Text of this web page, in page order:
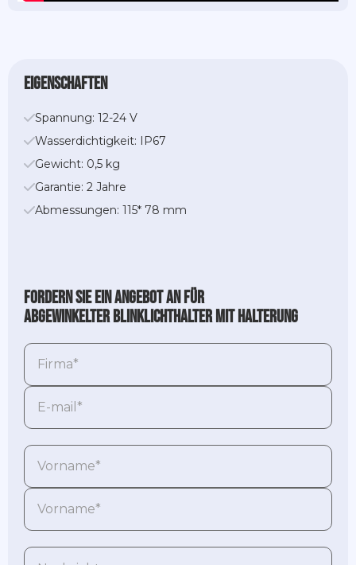
Eigenschaften
Spannung: 12-24 V
Wasserdichtigkeit: IP67
Gewicht: 0,5 kg
Garantie: 2 Jahre
Abmessungen: 115* 78 mm
Fordern Sie ein Angebot an für
Abgewinkelter Blinklichthalter mit Halterung